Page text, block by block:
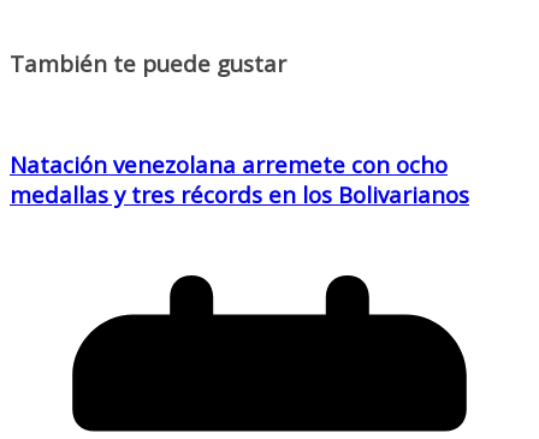
También te puede gustar
Natación venezolana arremete con ocho
medallas y tres récords en los Bolivarianos